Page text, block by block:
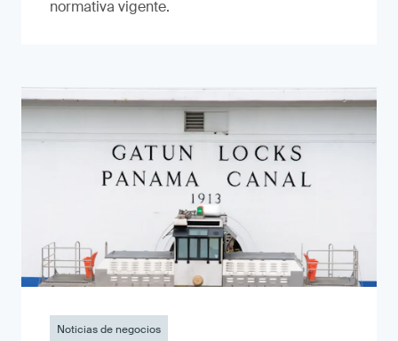
normativa vigente.
Noticias de negocios